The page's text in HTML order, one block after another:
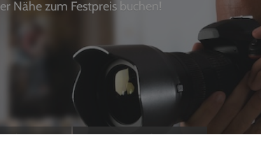
Nähe zum Festpreis buchen!
, Fotografen